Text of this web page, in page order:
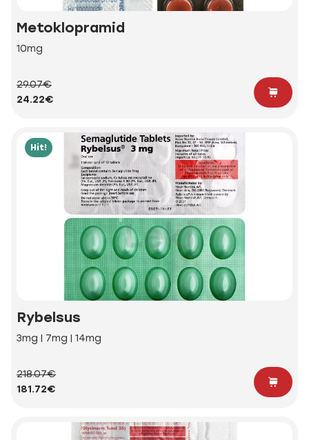
Metoklopramid
10mg
29.07€
24.22€
Hit!
Rybelsus
3mg | 7mg | 14mg
218.07€
181.72€